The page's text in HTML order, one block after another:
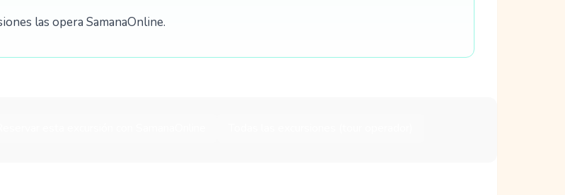
las opera SamanaOnline.